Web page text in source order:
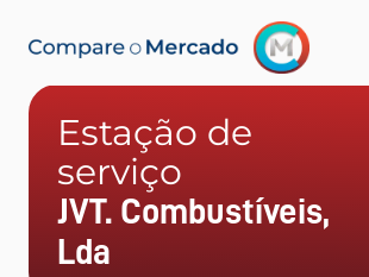
Estação de
serviço
JVT. Combustíveis,
Lda